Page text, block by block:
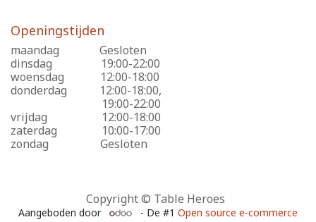
Openingstijden
maandag
​Gesloten
dinsdag
​19:00-22:00
woensdag
​12:00-18:00
donderdag
​12:00-18:00,
​19:00-22:00
vrijdag
​12:00-18:00
zaterdag
​10:00-17:00
zondag
​Gesloten
Copyright © Table Heroes
Aangeboden door - De #1Open source e-commerce